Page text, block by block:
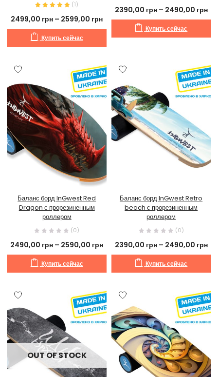
(1)
2499,00 грн – 2599,00 грн
Купить сейчас
2390,00 грн– 2490,00 грн
Купить сейчас
Баланс борд InGwest Red
Dragon с прорезиненным
роллером
(0)
2490,00 грн – 2590,00 грн
Купить сейчас
Баланс борд InGwest Retro
beach с прорезиненным
роллером
(0)
2390,00 грн– 2490,00 грн
Купить сейчас
OUT OF STOCK